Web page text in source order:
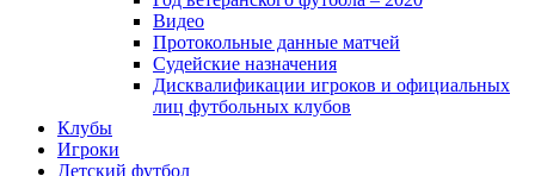
Видео
Протокольные данные матчей
Судейские назначения
Дисквалификации игроков и официальных
лиц футбольных клубов
Клубы
Игроки
Детский футбол